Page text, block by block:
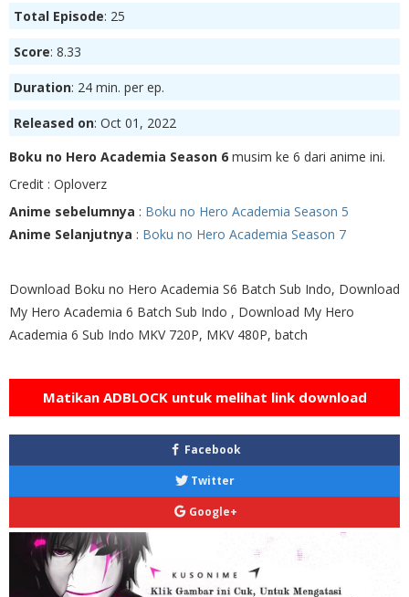
Total Episode: 25
Score: 8.33
Duration: 24 min. per ep.
Released on: Oct 01, 2022
Boku no Hero Academia Season 6 musim ke 6 dari anime ini.
Credit : Oploverz
Anime sebelumnya : Boku no Hero Academia Season 5
Anime Selanjutnya : Boku no Hero Academia Season 7
Download Boku no Hero Academia S6 Batch Sub Indo, Download
My Hero Academia 6 Batch Sub Indo , Download My Hero
Academia 6 Sub Indo MKV 720P, MKV 480P, batch
Matikan ADBLOCK untuk melihat link download
Facebook
Twitter
Google+